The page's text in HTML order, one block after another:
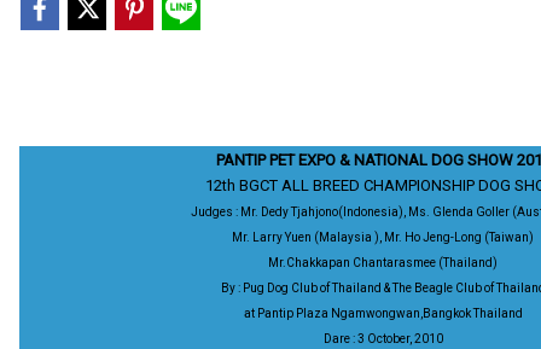
PANTIP PET EXPO & NATIONAL DOG SHOW
12th BGCT ALL BREED CHAMPIONSHIP DOG
Judges : Mr. Dedy Tjahjono(Indonesia), Ms. Glenda Goller
Mr. Larry Yuen (Malaysia ), Mr. Ho Jeng-Long (Taiwan)
Mr.Chakkapan Chantarasmee (Thailand)
By : Pug Dog Club of Thailand & The Beagle Club of
at Pantip Plaza Ngamwongwan,Bangkok Thailand
Dare : 3 October, 2010